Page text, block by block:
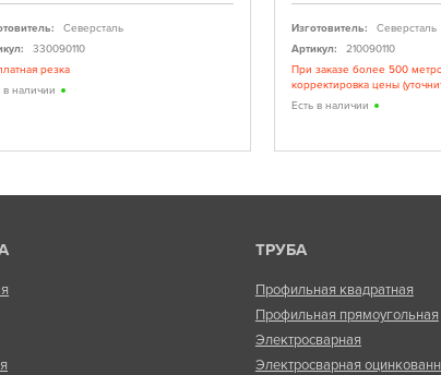
Северсталь
330090110
резка
в наличии
Изготовитель:
Северсталь
Артикул:
210090110
При заказе более 500
корректировка цены
Есть в наличии
ТРУБА
Профильная квадратная
Профильная прямоугольная
Электросварная
Электросварная